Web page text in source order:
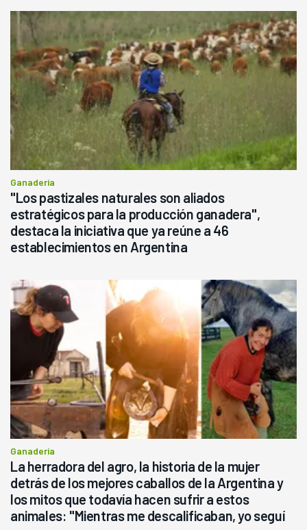
Ganadería
"Los pastizales naturales son aliados
estratégicos para la producción ganadera",
destaca la iniciativa que ya reúne a 46
establecimientos en Argentina
Ganadería
La herradora del agro, la historia de la mujer
detrás de los mejores caballos de la Argentina y
los mitos que todavía hacen sufrir a estos
animales: "Mientras me descalificaban, yo seguí